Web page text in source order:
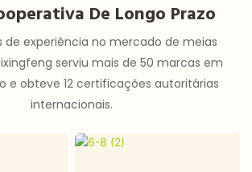
De Longo Prazo
de experiência no mercado de meias
serviu mais de 50 marcas em
e obteve 12 certificações autoritárias
internacionais.